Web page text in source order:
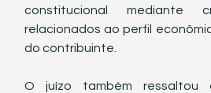
constitucional mediante
relacionados ao perfil
do contribuinte.
O juízo também ressaltou